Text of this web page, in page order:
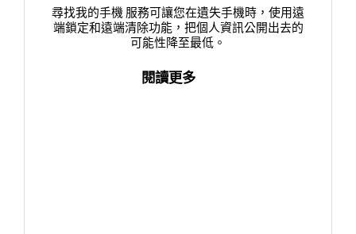
尋找我的手機 服務可讓您在遺失手機時，使用遠
端鎖定和遠端清除功能，把個人資訊公開出去的
可能性降至最低。
閱讀更多